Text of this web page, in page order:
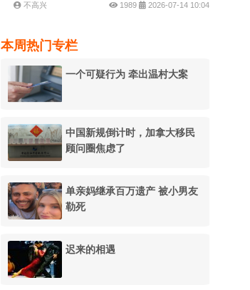
不高兴 1989 2026-07-14 10:04
本周热门专栏
一个可疑行为 牵出温村大案
中国新规倒计时，加拿大移民
顾问圈焦虑了
单亲妈继承百万遗产 被小男友
勒死
迟来的相遇